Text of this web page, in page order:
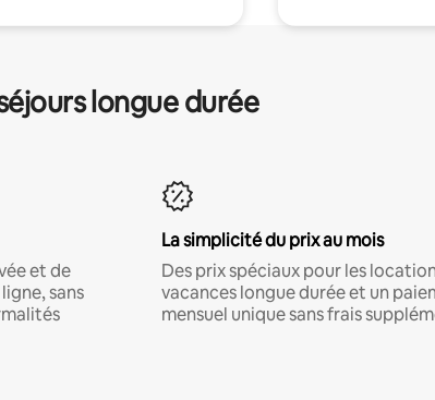
longue durée
et de
sans
La simplicité du prix au mois
Des prix spéciaux pour les
vacances longue durée et un
mensuel unique sans frais